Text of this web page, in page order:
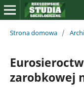
Strona domowa /
zarobkowej